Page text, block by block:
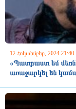
12 Հոկտեմբեր, 2024 21:40
«Պատրաստ եմ
առաջարկել են